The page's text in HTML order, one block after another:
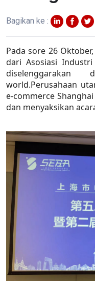
Bagikan ke :
Pada sore 26
dari Asosiasi
world.Perusahaan
e-commerce
dan menyaksikan